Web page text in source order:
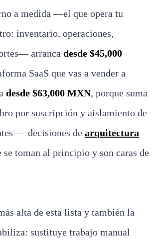
a medida —el que opera tu
inventario, operaciones,
arranca desde $45,000
SaaS que vas a vender a
desde $63,000 MXN, porque suma
por suscripción y aislamiento de
— decisiones de arquitectura
se toman al principio y son caras de
alta de esta lista y también la
sustituye trabajo manual